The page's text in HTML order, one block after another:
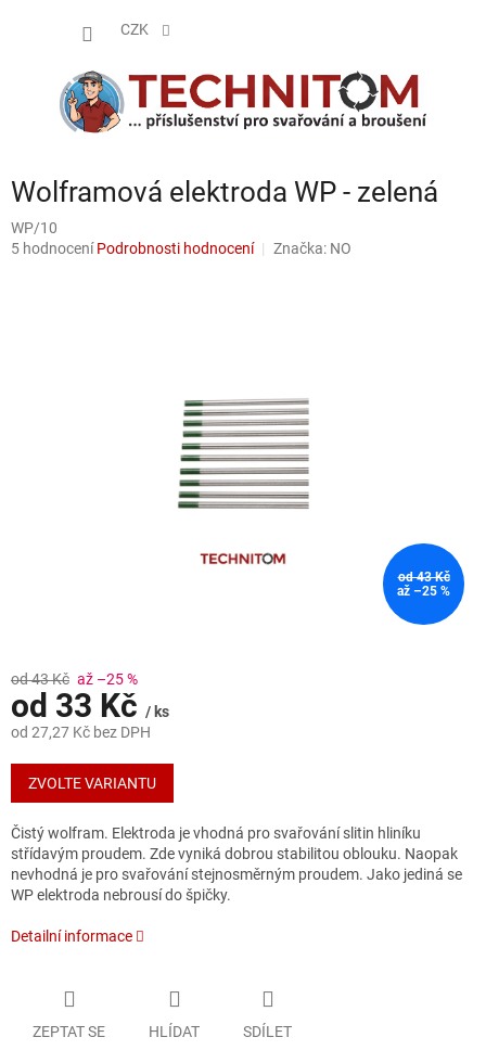
CZK
Wolframová elektroda WP - zelená
WP/10
Průměrné
5 hodnocení Podrobnosti hodnocení Značka: NO
od 43 Kč
až –25 %
od 43 Kč až –25 %
od 33 Kč / ks
od 27,27 Kč bez DPH
Měrná
cena:
ZVOLTE VARIANTU
Čistý wolfram. Elektroda je vhodná pro svařování slitin hliníku
střídavým proudem. Zde vyniká dobrou stabilitou oblouku. Naopak
nevhodná je pro svařování stejnosměrným proudem. Jako jediná se
WP elektroda nebrousí do špičky.
Detailní informace
ZEPTAT SE HLÍDAT SDÍLET